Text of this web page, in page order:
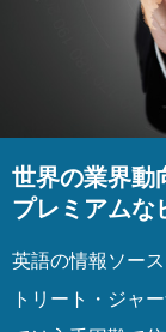
世界の業界動
プレミアムな
英語の情報ソー
トリート・ジャ